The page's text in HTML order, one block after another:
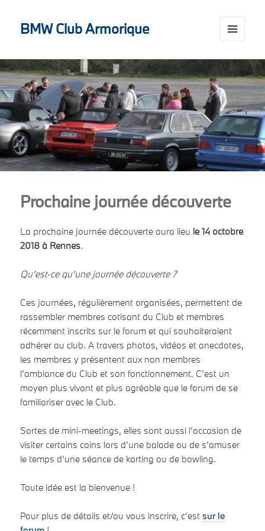
BMW Club Armorique
WIDGETS
Prochaine journée découverte
La prochaine journée découverte aura lieu le 14 octobre
2018 à Rennes.
Qu’est-ce qu’une journée découverte ?
Ces journées, régulièrement organisées, permettent de
rassembler membres cotisant du Club et membres
récemment inscrits sur le forum et qui souhaiteraient
adhérer au club. A travers photos, vidéos et anecdotes,
les membres y présentent aux non membres
l’ambiance du Club et son fonctionnement. C’est un
moyen plus vivant et plus agréable que le forum de se
familiariser avec le Club.
Sortes de mini-meetings, elles sont aussi l’occasion de
visiter certains coins lors d’une balade ou de s’amuser
le temps d’une séance de karting ou de bowling.
Toute idée est la bienvenue !
Pour plus de détails et/ou vous inscrire, c’estsur le